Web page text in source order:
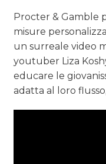
ESTERNA
RADIO / AUDIO
TV
Procter & Gamble
misure
un surreale video
youtuber Liza
educare le
adatta al loro